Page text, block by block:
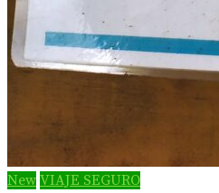
New VIAJE SEGURO